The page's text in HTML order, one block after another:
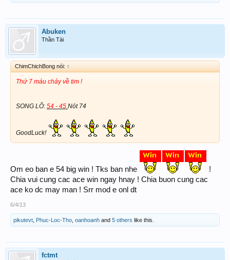
Abuken
Thần Tài
ChimChichBong nói: ↑
Thứ 7 máu chảy về tim !
SONG LÔ: 54 - 45 Nót 74
GoodLuck!
Om eo ban e 54 big win ! Tks ban nhe
!
Chia vui cung cac ace win ngay hnay ! Chia buon cung cac
ace ko dc may man ! Srr mod e onl dt
6/4/13
pikutevt Phuc-Loc-Tho oanhoanh and 5 others like this.
fctmt